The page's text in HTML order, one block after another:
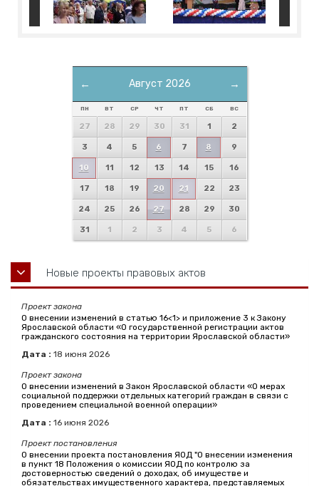
← →
Август 2026
ПН ВТ СР ЧТ ПТ СБ ВС
27 28 29 30 31 1 2
3 4 5 6 7 8 9
10 11 12 13 14 15 16
17 18 19 20 21 22 23
24 25 26 27 28 29 30
31 1 2 3 4 5 6
Новые проекты правовых актов
Проект закона
О внесении изменений в статью 16<1> и приложение 3 к Закону
Ярославской области «О государственной регистрации актов
гражданского состояния на территории Ярославской области»
Дата : 18 июня 2026
Проект закона
О внесении изменений в Закон Ярославской области «О мерах
социальной поддержки отдельных категорий граждан в связи с
проведением специальной военной операции»
Дата : 16 июня 2026
Проект постановления
О внесении проекта постановления ЯОД "О внесении изменения
в пункт 18 Положения о комиссии ЯОД по контролю за
достоверностью сведений о доходах, об имуществе и
обязательствах имущественного характера, представляемых